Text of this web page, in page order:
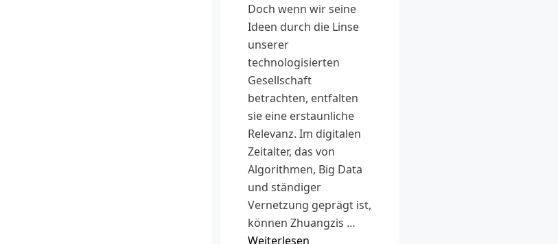
Doch wenn wir seine
Ideen durch die Linse
unserer
technologisierten
Gesellschaft
betrachten, entfalten
sie eine erstaunliche
Relevanz. Im digitalen
Zeitalter, das von
Algorithmen, Big Data
und ständiger
Vernetzung geprägt ist,
können Zhuangzis …
Weiterlesen